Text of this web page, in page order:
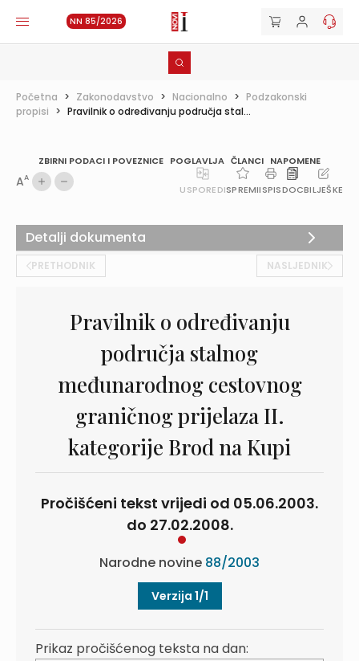
NN 85/2026
Početna > Zakonodavstvo > Nacionalno > Podzakonski
propisi > Pravilnik o određivanju područja stal...
ZBIRNI PODACI I POVEZNICE POGLAVLJA ČLANCI NAPOMENE
AA
USPOREDISPREMIISPISDOCBILJEŠKE
PRETHODNIK NASLJEDNIK
Pravilnik o određivanju
područja stalnog
međunarodnog cestovnog
graničnog prijelaza II.
kategorije Brod na Kupi
Pročišćeni tekst vrijedi od 05.06.2003.
do 27.02.2008.
Narodne novine 88/2003
Verzija 1/1
Prikaz pročišćenog teksta na dan:
Detalji dokumenta